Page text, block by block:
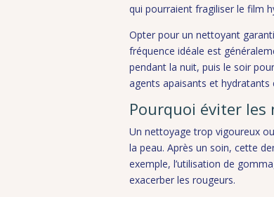
qui pourraient fragiliser le film
Opter pour un nettoyant
fréquence idéale est
pendant la nuit, puis le soir
agents apaisants et hydratants
Pourquoi éviter les
Un nettoyage trop vigoureux
la peau. Après un soin, cette
exemple, l’utilisation de
exacerber les rougeurs.